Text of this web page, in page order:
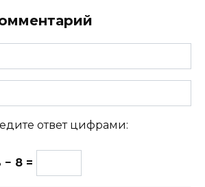
ответ цифрами:
− 8 =